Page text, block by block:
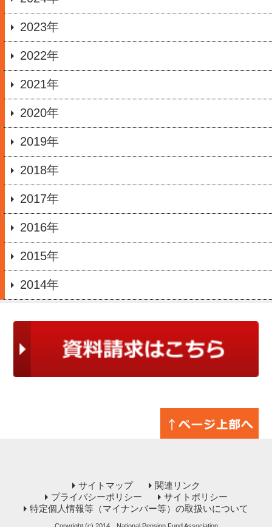
2023年
2022年
2021年
2020年
2019年
2018年
2017年
2016年
2015年
2014年
サイトマップ
関連リンク
プライバシーポリシー
サイトポリシー
特定個人情報等（マイナンバー等）の取扱いについて